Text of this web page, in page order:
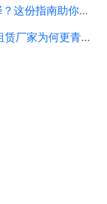
指南助你避坑！
何更青睐定位托盘？